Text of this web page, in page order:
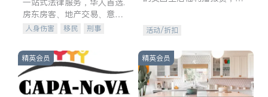
一站式法律服务，华人首选.
房东房客、地产交易、意外
伤害、车祸重伤、商业诉
建筑合同、刑事案件全包办
人身伤害 移民
刑事
信托/遗嘱
商业
索赔
律师-其它 保释
专属福利。
活动/折扣
精英会员 精英会员